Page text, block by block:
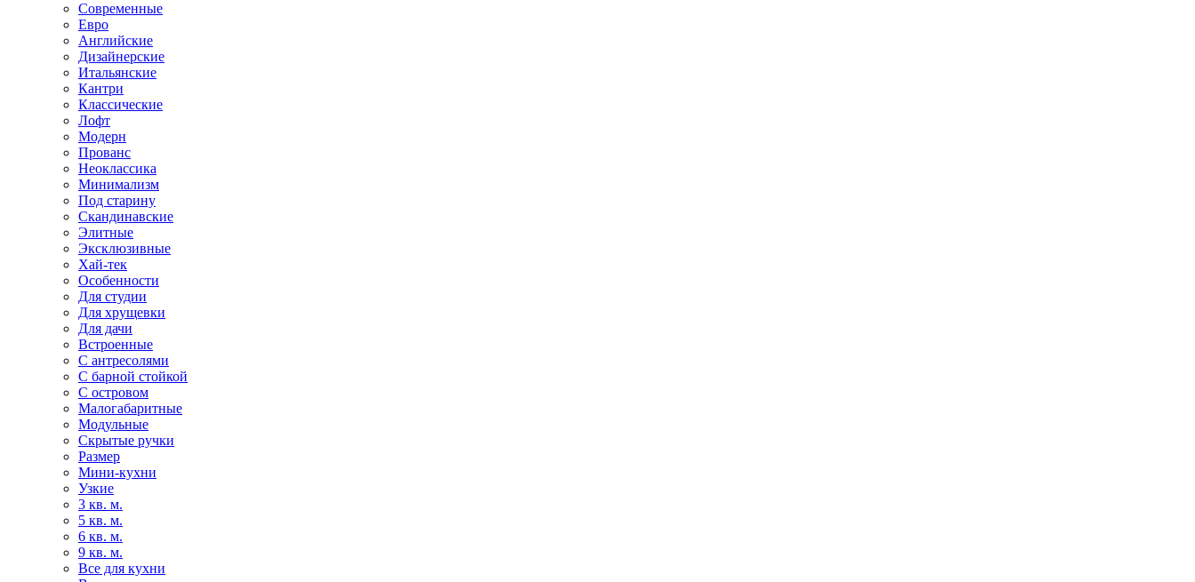
Современные
Евро
Английские
Дизайнерские
Итальянские
Кантри
Классические
Лофт
Модерн
Прованс
Неоклассика
Минимализм
Под старину
Скандинавские
Элитные
Эксклюзивные
Хай-тек
Особенности
Для студии
Для хрущевки
Для дачи
Встроенные
С антресолями
С барной стойкой
С островом
Малогабаритные
Модульные
Скрытые ручки
Размер
Мини-кухни
Узкие
3 кв. м.
5 кв. м.
6 кв. м.
9 кв. м.
Все для кухни